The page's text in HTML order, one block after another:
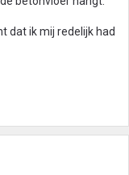
dat ik mij redelijk had